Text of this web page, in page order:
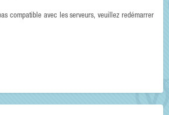
compatible avec les serveurs, veuillez redémarrer